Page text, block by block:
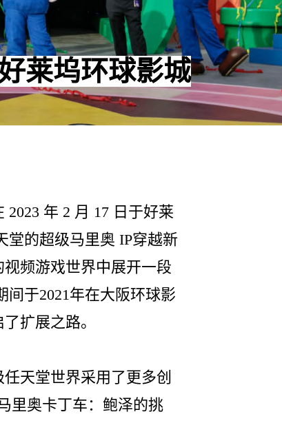
莱坞环球影城
年 2 月 17 日于好莱
堂的超级马里奥 IP穿越新
频游戏世界中展开一段
于2021年在大阪环球影
扩展之路。
天堂世界采用了更多创
里奥卡丁车：鲍泽的挑